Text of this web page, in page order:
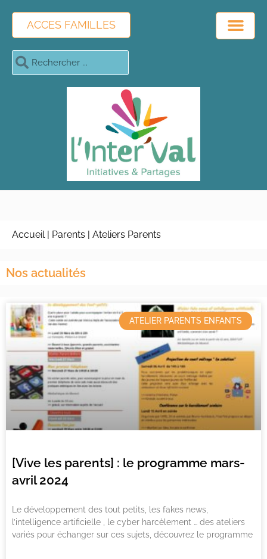
ACCES FAMILLES
Accueil| Parents | Ateliers Parents
Nos actualités
ATELIER PARENTS ENFANTS
[Vive les parents] : le programme mars-
avril 2024
Le développement des tout petits, les fakes news,
l’intelligence artificielle , le cyber harcèlement … des ateliers
variés pour échanger sur ces sujets, découvrez le programme